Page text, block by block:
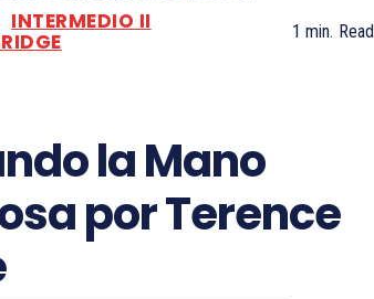
INTERMEDIO II 1 min. Read
la Mano
por Terence